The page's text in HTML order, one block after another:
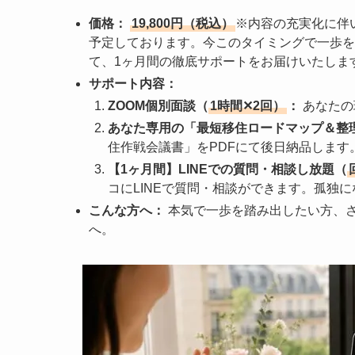
価格： 19,800円（税込） ※内容の充実化に伴
予定しております。今このタイミングで一歩
て、1ヶ月間の徹底サポートをお届けいたしま
サポート内容：
ZOOM個別面談（1時間✕2回） ：
あなた
あなた専用の「最短移住ロードマップ＆整
住作戦会議書」をPDFにて後日納品します
【1ヶ月間】LINEでの質問・相談し放題（
コにLINEで質問・相談ができます。孤独
こんな方へ： 本気で一歩を踏み出したい方、
へ。